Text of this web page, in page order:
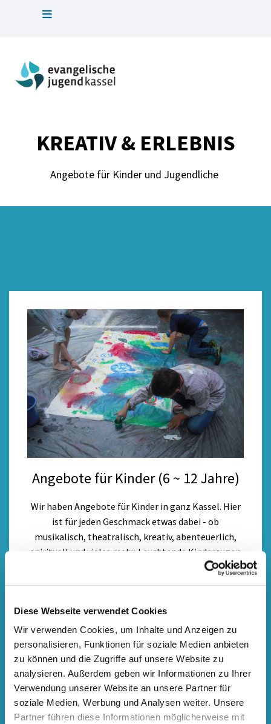
Diese Webseite verwendet Cookies
Wir verwenden Cookies, um Inhalte und Anzeigen zu
personalisieren, Funktionen für soziale Medien anbieten
zu können und die Zugriffe auf unsere Website zu
analysieren. Außerdem geben wir Informationen zu Ihrer
Verwendung unserer Website an unsere Partner für
soziale Medien, Werbung und Analysen weiter. Unsere
Partner führen diese Informationen möglicherweise mit
KREATIV & ERLEBNIS
Angebote für Kinder und Jugendliche
Angebote für Kinder (6 ~ 12 Jahre)
Wir haben Angebote für Kinder in ganz Kassel. Hier
ist für jeden Geschmack etwas dabei - ob
musikalisch, theatralisch, kreativ, abenteuerlich,
spirituell und vieles mehr. Leuchtende Kinderaugen